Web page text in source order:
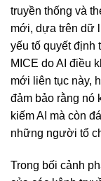
truyền thống và
mới, dựa trên dữ
yếu tố quyết định
MICE do AI điều
mới liên tục này,
đảm bảo rằng nó
kiếm AI mà còn
những người tổ
Trong bối cảnh